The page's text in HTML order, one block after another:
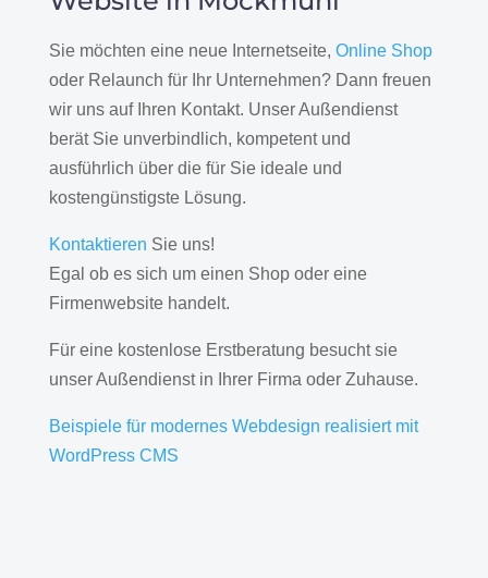
Sie möchten eine neue Internetseite, Online Shop
oder Relaunch für Ihr Unternehmen? Dann freuen
wir uns auf Ihren Kontakt. Unser Außendienst
berät Sie unverbindlich, kompetent und
ausführlich über die für Sie ideale und
kostengünstigste Lösung.
Kontaktieren Sie uns!
Egal ob es sich um einen Shop oder eine
Firmenwebsite handelt.
Für eine kostenlose Erstberatung besucht sie
unser Außendienst in Ihrer Firma oder Zuhause.
Beispiele für modernes Webdesign realisiert mit
WordPress CMS